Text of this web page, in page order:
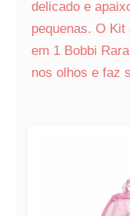
delicado e
pequenas. O
em 1 Bobbi
nos olhos e faz